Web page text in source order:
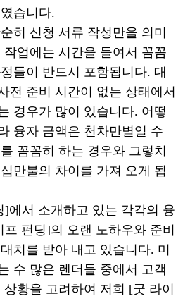
습니다.
히 신청 서류 작성만을 의미
업에는 시간을 들여서 꼼꼼
들이 반드시 포함됩니다. 대
전 준비 시간이 없는 상태에서
경우가 많이 있습니다. 어떻
융자 금액은 천차만별일 수
꼼꼼히 하는 경우와 그렇치
만불의 차이를 가져 오게 됩
에서 소개하고 있는 각각의 융
펀딩]의 오랜 노하우와 준비
치를 받아 내고 있습니다. 미
수 많은 렌더들 중에서 고객
황을 고려하여 저희 [굿 라이